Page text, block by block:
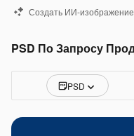
Создать ИИ-изображение
PSD По Запросу
PSD